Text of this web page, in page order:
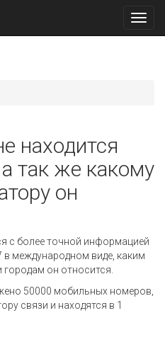
находится
так же какому
он
с более точной информацией
международном виде, каким
он относится.
50000 мобильных номеров,
связи и находятся в 1